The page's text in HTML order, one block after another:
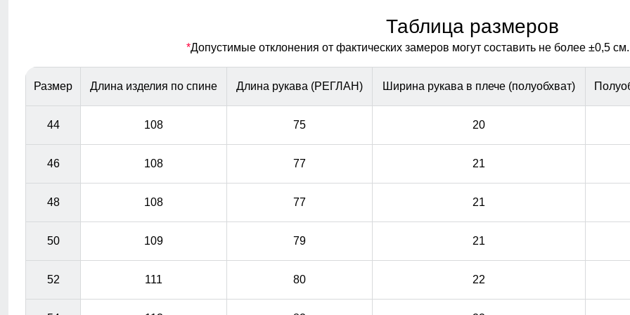
Несъемный ветрозащитный капюшон
Капюшон надежно защищает от различных внешних
факторов, таких как ветер.
Таблица размеров
*Допустимые отклонения от фактических замеров могут составить не более ±0,5
Размер Длина изделия по спине Длина рукава (РЕГЛАН) Ширина рукава в плече (полуобхват)
44 108 75 20
46 108 77 21
48 108 77 21
50 109 79 21
52 111 80 22